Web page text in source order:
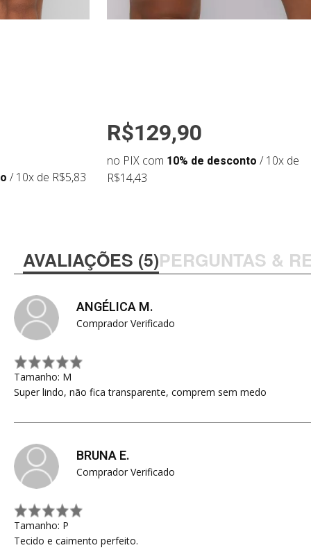
/ 10x de R$5,83
R$129,90
no PIX com 10% de desconto / 10x de
R$14,43
AVALIAÇÕES (5)PERGUNTAS &
ANGÉLICA M.
Comprador Verificado
Tamanho: M
Super lindo, não fica transparente, comprem sem medo
BRUNA E.
Comprador Verificado
Tamanho: P
Tecido e caimento perfeito.